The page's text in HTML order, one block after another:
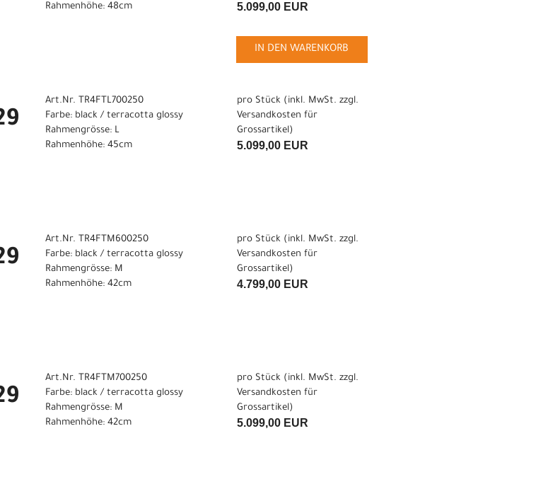
Rahmenhöhe: 48cm
5.099,00 EUR
IN DEN WARENKORB
Art.Nr. TR4FTL700250
Farbe: black / terracotta glossy
Rahmengrösse: L
Rahmenhöhe: 45cm
pro Stück (inkl. MwSt. zzgl.
Versandkosten für
Grossartikel)
5.099,00 EUR
Art.Nr. TR4FTM600250
Farbe: black / terracotta glossy
Rahmengrösse: M
Rahmenhöhe: 42cm
pro Stück (inkl. MwSt. zzgl.
Versandkosten für
Grossartikel)
4.799,00 EUR
Art.Nr. TR4FTM700250
Farbe: black / terracotta glossy
Rahmengrösse: M
Rahmenhöhe: 42cm
pro Stück (inkl. MwSt. zzgl.
Versandkosten für
Grossartikel)
5.099,00 EUR